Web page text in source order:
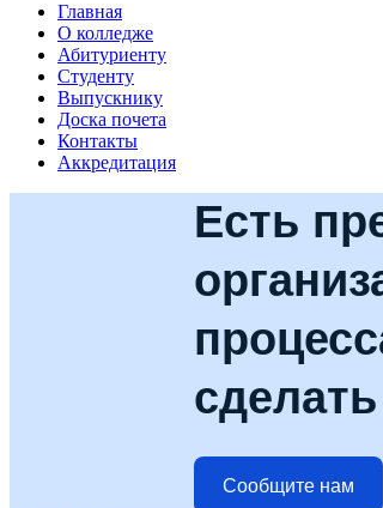
Главная
О колледже
Абитуриенту
Студенту
Выпускнику
Доска почета
Контакты
Аккредитация
Есть
Сообщите нам